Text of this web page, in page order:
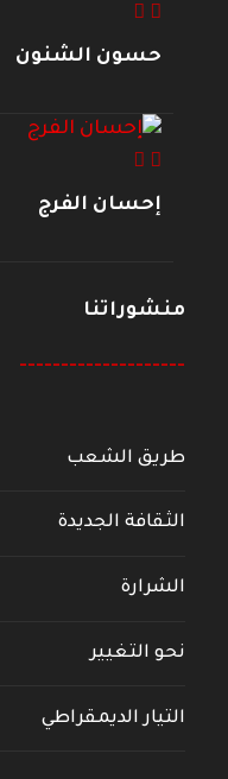
حسون الشنون
إحسان الفرج
منشوراتنا
--------------------
طريق الشعب
الثقافة الجديدة
الشرارة
نحو التغيير
التيار الديمقراطي